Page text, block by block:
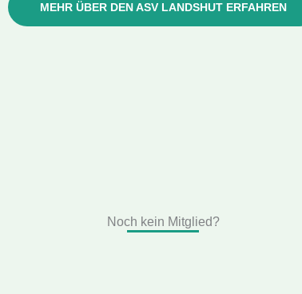
MEHR ÜBER DEN ASV LANDSHUT ERFAHREN
Noch kein Mitglied?